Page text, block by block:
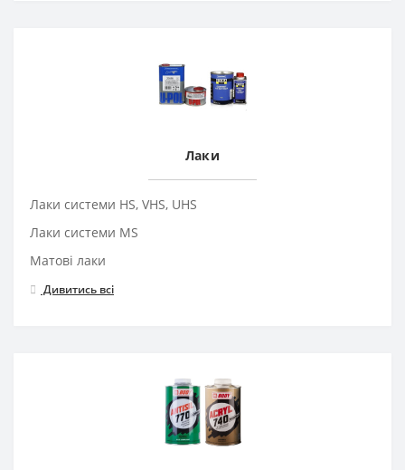
Лаки
Лаки системи HS, VHS, UHS
Лаки системи MS
Матові лаки
Дивитись всі